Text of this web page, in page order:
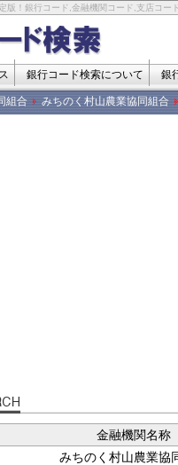
版！銀行コード,金融機関コード,支店コー
銀行コード検索について 銀
組合 みちのく村山農業協同組合
金融機関名称
みちのく村山農業協